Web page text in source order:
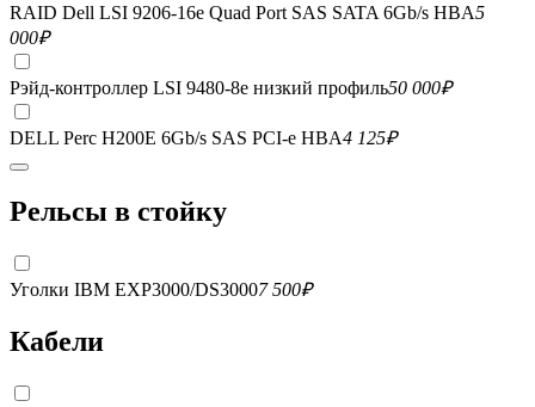
RAID Dell LSI 9206-16e Quad Port SAS SATA 6Gb/s HBA5
000₽
Рэйд-контроллер LSI 9480-8e низкий профиль50 000₽
DELL Perc H200E 6Gb/s SAS PCI-e HBA4 125₽
Рельсы в стойку
Уголки IBM EXP3000/DS30007 500₽
Кабели